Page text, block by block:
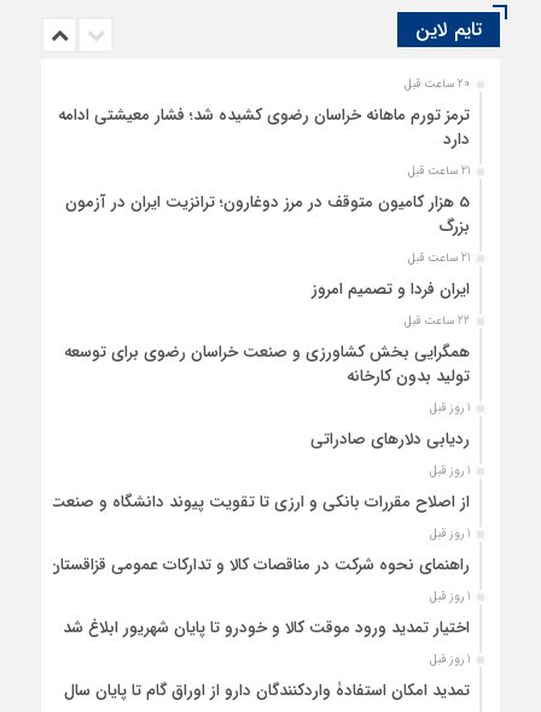
بخش‌‌‌های «سایر صنایع» و «ماشین‌‌‌آلات و لوازم‌خانگی» فعالیت به‌نسبت
کم‌تنش یا پایداری را تجربه کرده‌‌‌اند.
تایم لاین
20 ساعت قبل
ترمز تورم ماهانه خراسان رضوی کشیده شد؛ فشار معیشتی ادامه
دارد
21 ساعت قبل
5 هزار کامیون متوقف در مرز دوغارون؛ ترانزیت ایران در آزمون
بزرگ
21 ساعت قبل
ایران فردا و تصمیم امروز
22 ساعت قبل
همگرایی بخش کشاورزی و صنعت خراسان رضوی برای توسعه
تولید بدون کارخانه
1 روز قبل
ردیابی دلارهای صادراتی
1 روز قبل
از اصلاح مقررات بانکی و ارزی تا تقویت پیوند دانشگاه و صنعت
1 روز قبل
راهنمای نحوه شرکت در مناقصات کالا و تدارکات عمومی قزاقستان
1 روز قبل
اختیار تمدید ورود موقت کالا و خودرو تا پایان شهریور ابلاغ شد
1 روز قبل
تمدید امکان استفادۀ واردکنندگان دارو از اوراق گام تا پایان سال